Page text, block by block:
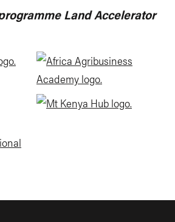
Land Accelerator